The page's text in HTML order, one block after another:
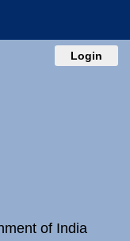
Login
of India